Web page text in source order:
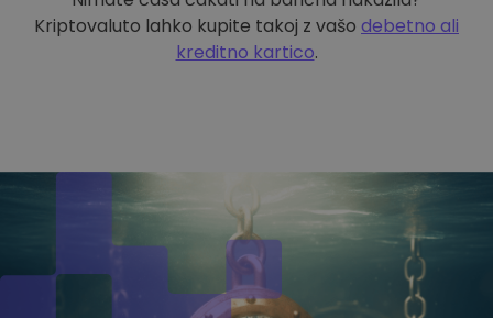
Kriptovaluto lahko kupite takoj z vašo debetno ali
kreditno kartico.